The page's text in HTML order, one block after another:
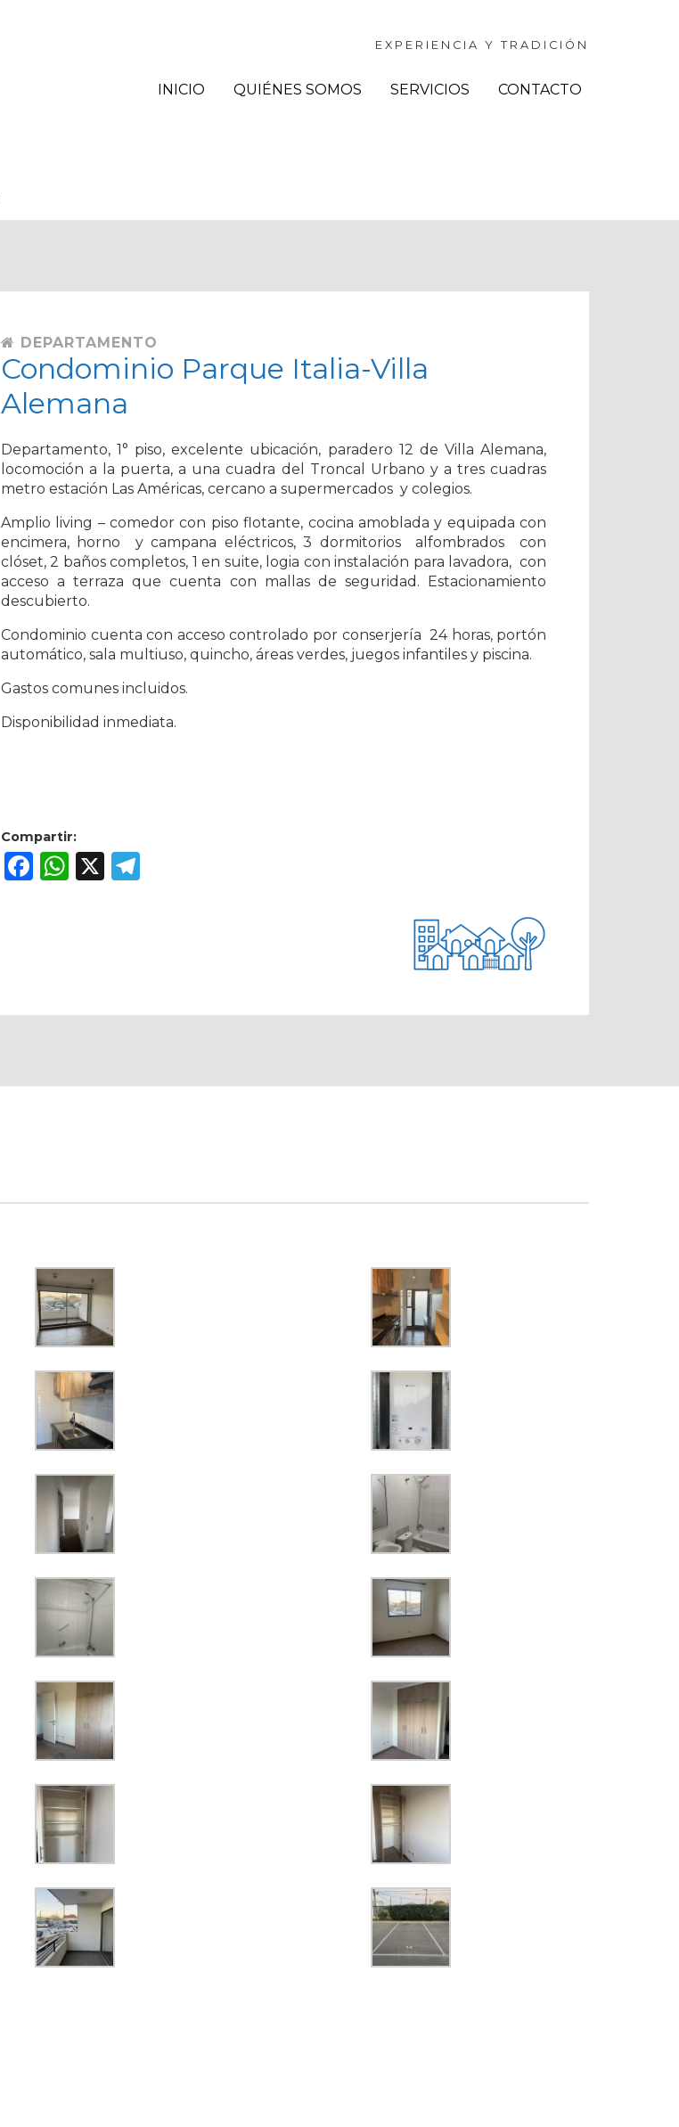
EXPERIENCIA Y TRADICIÓN
INICIO QUIÉNES SOMOS SERVICIOS CONTACTO
DEPARTAMENTO
Condominio Parque Italia-Villa
Alemana
Departamento, 1° piso, excelente ubicación, paradero 12 de Villa Alemana,
locomoción a la puerta, a una cuadra del Troncal Urbano y a tres cuadras
metro estación Las Américas, cercano a supermercados y colegios.
Amplio living – comedor con piso flotante, cocina amoblada y equipada con
encimera, horno y campana eléctricos, 3 dormitorios alfombrados con
clóset, 2 baños completos, 1 en suite, logia con instalación para lavadora, con
acceso a terraza que cuenta con mallas de seguridad. Estacionamiento
descubierto.
Condominio cuenta con acceso controlado por conserjería 24 horas, portón
automático, sala multiuso, quincho, áreas verdes, juegos infantiles y piscina.
Gastos comunes incluidos.
Disponibilidad inmediata.
Compartir:
Facebook
WhatsApp
X Telegram